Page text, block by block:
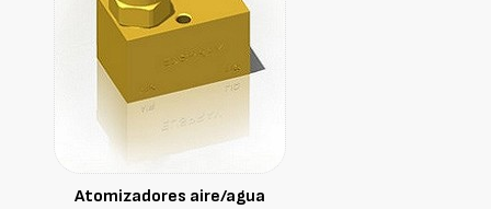
Atomizadores aire/agua